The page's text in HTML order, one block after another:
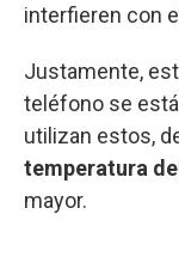
interfieren con el
Justamente,
teléfono se
utilizan estos,
temperatura
mayor.